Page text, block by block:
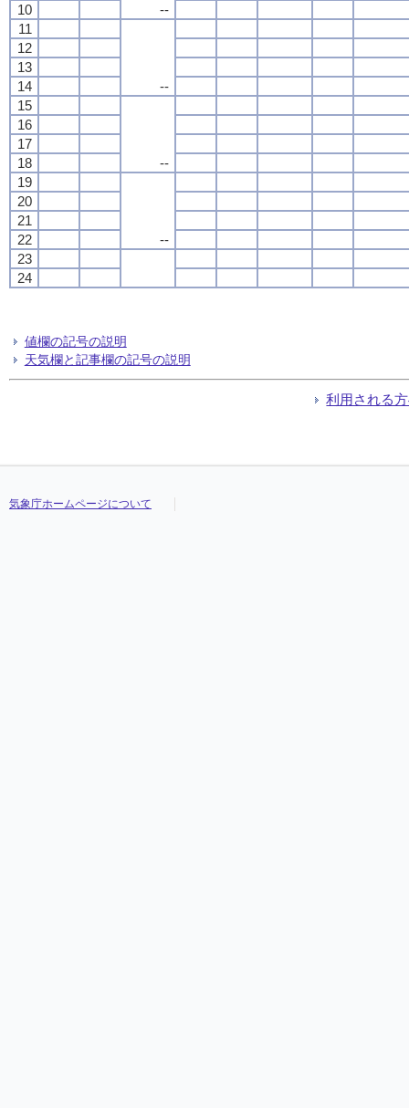
--
10
11
--
12
13
14
15
--
16
17
18
19
--
20
21
22
23
24
値欄の記号の説明
天気欄と記事欄の記号の説明
利用される
気象庁ホームページについて